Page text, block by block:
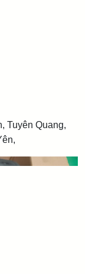
Tuyên Quang,